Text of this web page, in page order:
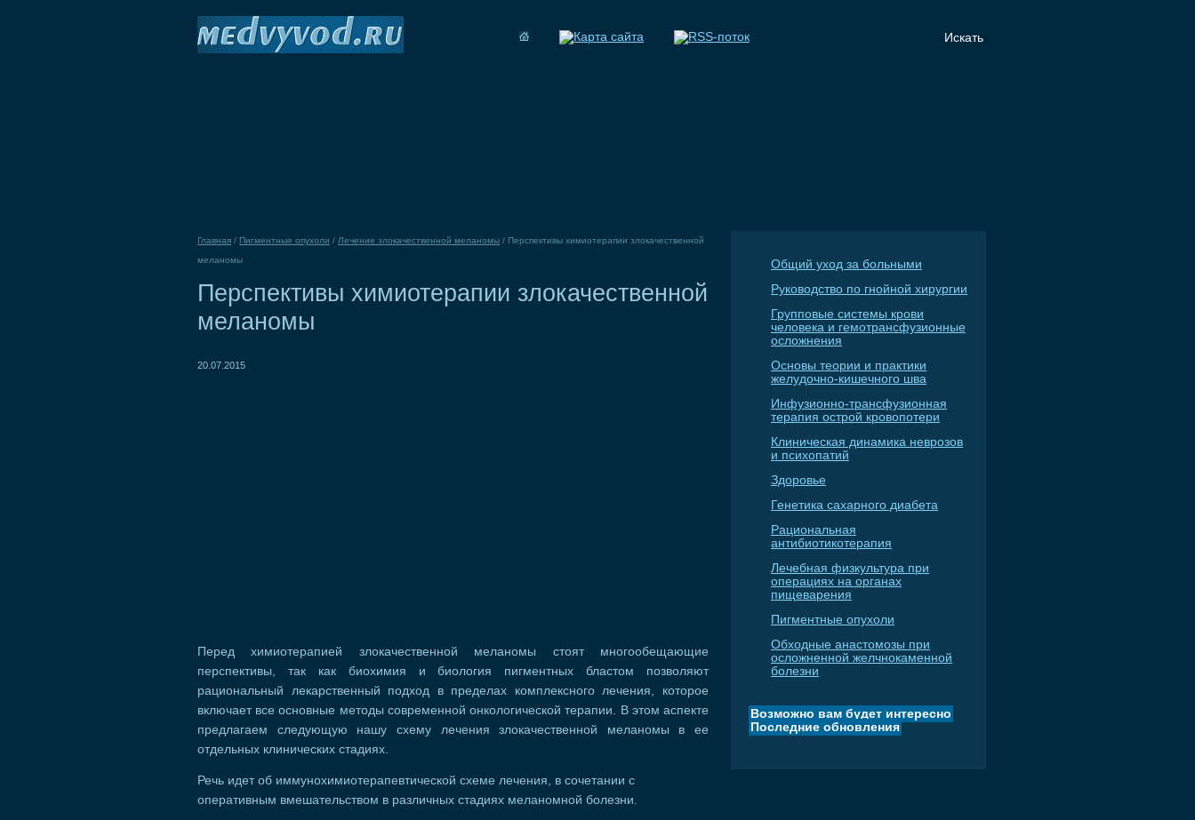
Главная / Пигментные опухоли / Лечение злокачественной меланомы / Перспективы химиотерапии злокачественной
меланомы
Перспективы химиотерапии злокачественной
меланомы
20.07.2015
Перед химиотерапией злокачественной меланомы стоят многообещающие
перспективы, так как биохимия и биология пигментных бластом позволяют
рациональный лекарственный подход в пределах комплексного лечения, которое
включает все основные методы современной онкологической терапии. В этом аспекте
предлагаем следующую нашу схему лечения злокачественной меланомы в ее
отдельных клинических стадиях.
Речь идет об иммунохимиотерапевтической схеме лечения, в сочетании с
оперативным вмешательством в различных стадиях меланомной болезни.
Общий уход за больными
Руководство по гнойной хирургии
Групповые системы крови
человека и гемотрансфузионные
осложнения
Основы теории и практики
желудочно-кишечного шва
Инфузионно-трансфузионная
терапия острой кровопотери
Клиническая динамика неврозов
и психопатий
Здоровье
Генетика сахарного диабета
Рациональная
антибиотикотерапия
Лечебная физкультура при
операциях на органах
пищеварения
Пигментные опухоли
Обходные анастомозы при
осложненной желчнокаменной
болезни
Возможно вам будет интересно
Последние обновления